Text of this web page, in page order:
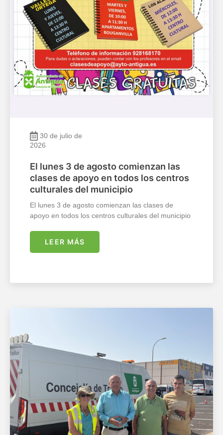
30 de julio de
2026
El lunes 3 de agosto comienzan las
clases de apoyo en todos los centros
culturales del municipio
El lunes 3 de agosto comienzan las clases de
apoyo en todos los centros culturales del municipio
LEER MÁS